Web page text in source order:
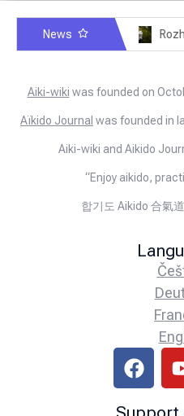
News Rozhovor – Miroslav Šmíd – 22.3.2025
Aiki-wiki was founded on
Aïkido Journal was founded in
Aiki-wiki and Aikido
“Enjoy aikido,